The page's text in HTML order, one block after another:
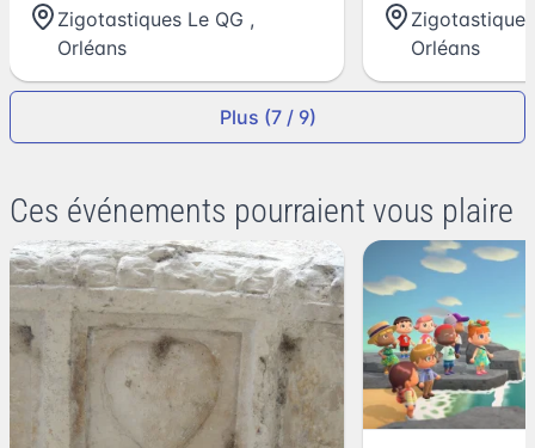
Zigotastiques Le QG ,
Orléans
Orléans
Plus (7 / 9)
Ces événements pourraient vous plaire